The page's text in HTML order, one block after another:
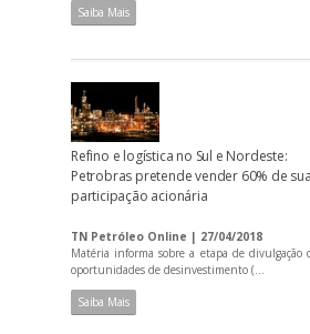
Saiba Mais
Refino e logística no Sul e Nordeste:
Petrobras pretende vender 60% de sua
participação acionária
TN Petróleo Online | 27/04/2018
Matéria informa sobre a etapa de divulgação
oportunidades de desinvestimento (...
Saiba Mais